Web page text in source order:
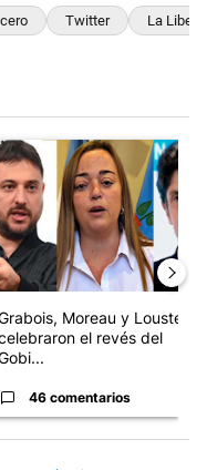
Twitter La
"Ley de Tierras: ante el
artículo de tendencia con
Moreau y Lousteau
el revés del
46 comentarios